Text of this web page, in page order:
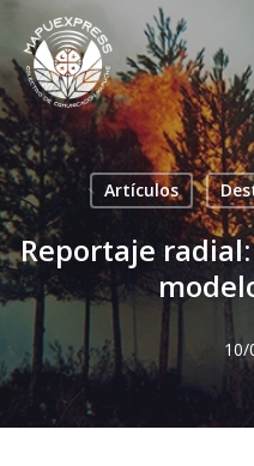
Skip
to
main
content
Artículos
Reportaje
10/